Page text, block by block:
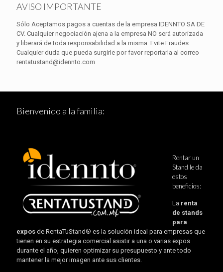
AVISO IMPORTANTE
Sólo Aceptamos pagos a cuentas de la empresa IDENNTO SA DE
CV. Cualquier negociación ajena a la empresa NO será autorizada
y liberará de toda responsabilidad a la misma. Evite Fraudes.
Cualquier duda que pueda surgirle por favor reportarla al correo
rentatustand@idennto.com
Bienvenido a la familia:
Rentar un
Stand le da
estos
beneficios:
La renta
de stands
para
expos de RentaTuStand® es la solución ideal para empresas que
tienen en su estrategia comercial asistir a una o varias expos
durante el año, quieren optimizar su presupuesto y ante todo
mantener la mejor imagen ante sus clientes.